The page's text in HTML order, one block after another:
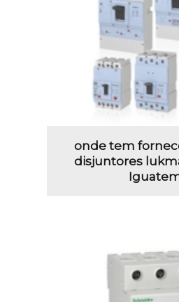
onde tem
disjuntores